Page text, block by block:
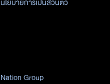
Nation Group